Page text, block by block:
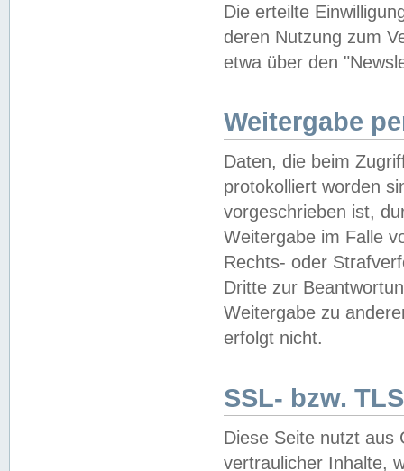
Die erteilte
deren Nutzung zum
etwa über den
Weitergabe
Daten, die beim
protokolliert worden
vorgeschrieben ist,
Weitergabe im Falle
Rechts- oder
Dritte zur
Weitergabe zu
erfolgt nicht.
SSL- bzw.
Diese Seite nutzt aus
vertraulicher Inhalte,